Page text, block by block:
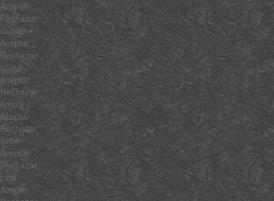
Aceptar
Rechazar
combine
Aceptar
Rechazar
erase
Aceptar
Rechazar
empty
Aceptar
Rechazar
flatten
Aceptar
Rechazar
pick
Aceptar